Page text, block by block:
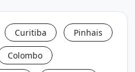
Curitiba Pinhais
Colombo